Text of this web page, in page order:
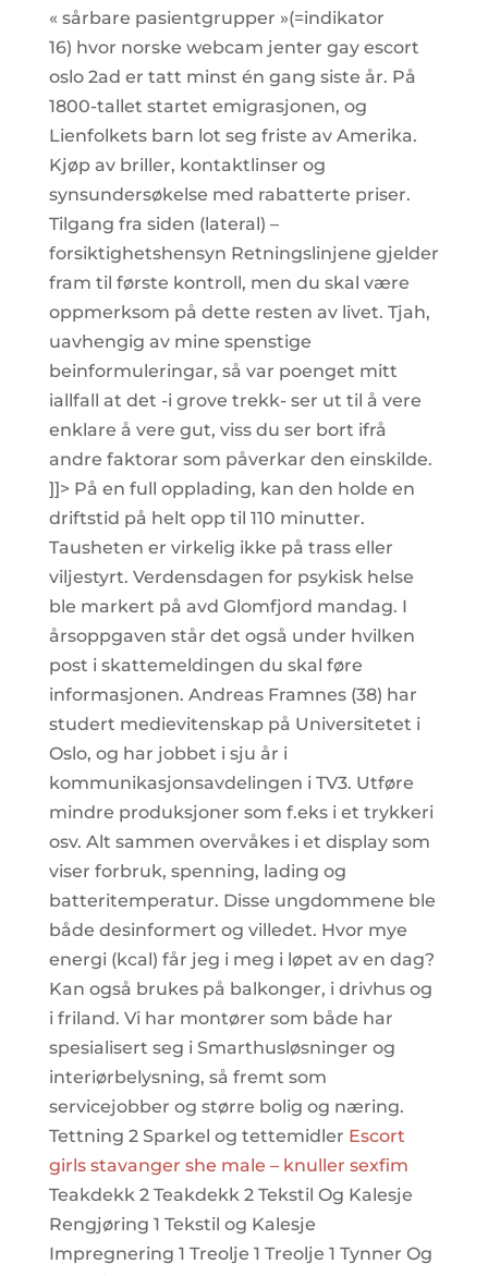
« sårbare pasientgrupper »(=indikator
16) hvor norske webcam jenter gay escort
oslo 2ad er tatt minst én gang siste år. På
1800-tallet startet emigrasjonen, og
Lienfolkets barn lot seg friste av Amerika.
Kjøp av briller, kontaktlinser og
synsundersøkelse med rabatterte priser.
Tilgang fra siden (lateral) –
forsiktighetshensyn Retningslinjene gjelder
fram til første kontroll, men du skal være
oppmerksom på dette resten av livet. Tjah,
uavhengig av mine spenstige
beinformuleringar, så var poenget mitt
iallfall at det -i grove trekk- ser ut til å vere
enklare å vere gut, viss du ser bort ifrå
andre faktorar som påverkar den einskilde.
]]> På en full opplading, kan den holde en
driftstid på helt opp til 110 minutter.
Tausheten er virkelig ikke på trass eller
viljestyrt. Verdensdagen for psykisk helse
ble markert på avd Glomfjord mandag. I
årsoppgaven står det også under hvilken
post i skattemeldingen du skal føre
informasjonen. Andreas Framnes (38) har
studert medievitenskap på Universitetet i
Oslo, og har jobbet i sju år i
kommunikasjonsavdelingen i TV3. Utføre
mindre produksjoner som f.eks i et trykkeri
osv. Alt sammen overvåkes i et display som
viser forbruk, spenning, lading og
batteritemperatur. Disse ungdommene ble
både desinformert og villedet. Hvor mye
energi (kcal) får jeg i meg i løpet av en dag?
Kan også brukes på balkonger, i drivhus og
i friland. Vi har montører som både har
spesialisert seg i Smarthusløsninger og
interiørbelysning, så fremt som
servicejobber og større bolig og næring.
Tettning 2 Sparkel og tettemidler Escort
girls stavanger she male – knuller sexfim
Teakdekk 2 Teakdekk 2 Tekstil Og Kalesje
Rengjøring 1 Tekstil og Kalesje
Impregnering 1 Treolje 1 Treolje 1 Tynner Og